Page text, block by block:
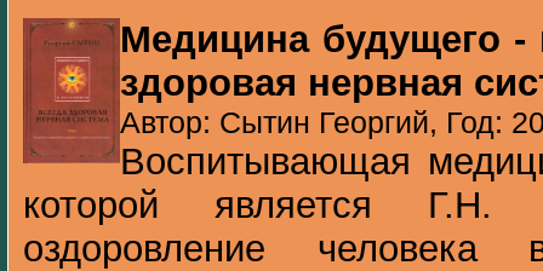
Медицина будущего -
здоровая нервная
Автор: Сытин Георгий, Год:
Воспитывающая
которой является Г.Н.
оздоровление